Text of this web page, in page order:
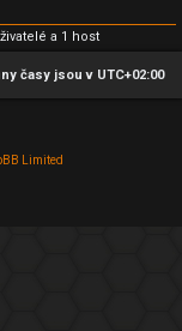
a 1 host
časy jsou v UTC+02:00
Limited